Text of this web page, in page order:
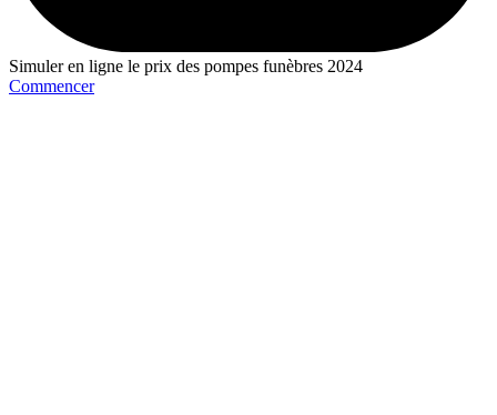
Simuler en ligne le prix des pompes funèbres 2024
Commencer